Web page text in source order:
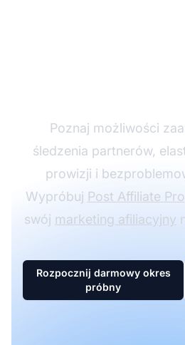
Poznaj możliwości
śledzenia partnerów,
prowizji i
Wypróbuj Post Affiliate Pro
swój marketing afiliacyjny
Rozpocznij darmowy okres
próbny